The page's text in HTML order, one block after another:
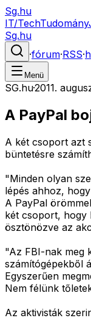
Sg.hu
IT/TechTudomány
Sg.hu
·fórum·RSS·
Menü
SG.hu·2011.
A PayPal
A két csoport azt
büntetésre
"Minden olyan
lépés ahhoz,
A PayPal
két csoport, hogy
ösztönözve az
"Az FBI-nak meg
számítógépekből
Egyszerűen
Nem félünk
Az aktivisták